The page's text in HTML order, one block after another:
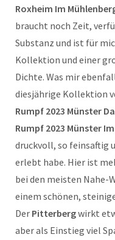
Roxheim Im
braucht noch Zeit,
Substanz und ist für
Kollektion und einer
Dichte. Was mir
diesjährige Kollektion
Rumpf 2023 Münster
Rumpf 2023 Münster
druckvoll, so feinsaftig
erlebt habe. Hier ist
bei den meisten Nahe-
einem schönen,
Der Pitterbergwirkt
aber als Einstieg viel